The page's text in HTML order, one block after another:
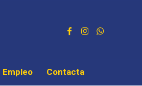
Empleo Contacta